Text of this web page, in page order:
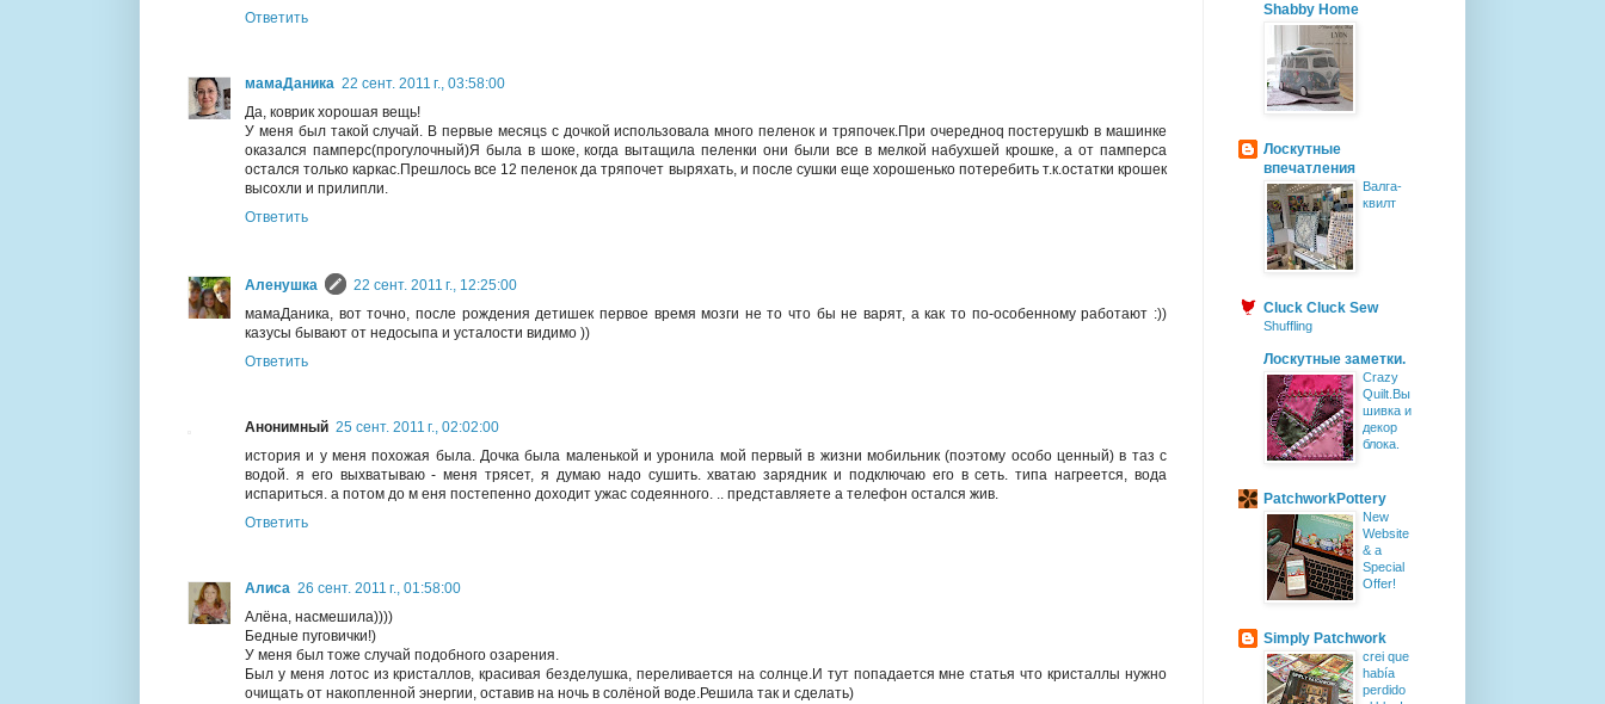
Ответить
мамаДаника 22 сент. 2011 г., 03:58:00
Да, коврик хорошая вещь!
У меня был такой случай. В первые месяцs с дочкой использовала много пеленок и тряпочек.При очередноq постерушкb в машинке
оказался памперс(прогулочный)Я была в шоке, когда вытащила пеленки они были все в мелкой набухшей крошке, а от памперса
остался только каркас.Прешлось все 12 пеленок да тряпочет выряхать, и после сушки еще хорошенько потеребить т.к.остатки крошек
высохли и прилипли.
Ответить
Аленушка
22 сент. 2011 г., 12:25:00
мамаДаника, вот точно, после рождения детишек первое время мозги не то что бы не варят, а как то по-особенному работают :))
казусы бывают от недосыпа и усталости видимо ))
Ответить
Анонимный 25 сент. 2011 г., 02:02:00
история и у меня похожая была. Дочка была маленькой и уронила мой первый в жизни мобильник (поэтому особо ценный) в таз с
водой. я его выхватываю - меня трясет, я думаю надо сушить. хватаю зарядник и подключаю его в сеть. типа нагреется, вода
испариться. а потом до м еня постепенно доходит ужас содеянного. .. представляете а телефон остался жив.
Ответить
Aлиса 26 сент. 2011 г., 01:58:00
Алёна, насмешила))))
Бедные пуговички!)
У меня был тоже случай подобного озарения.
Был у меня лотос из кристаллов, красивая безделушка, переливается на солнце.И тут попадается мне статья что кристаллы нужно
очищать от накопленной энергии, оставив на ночь в солёной воде.Решила так и сделать)
Shabby Home
Лоскутные
впечатления
Валга-
квилт
Cluck Cluck Sew
Shuffling
Лоскутные заметки.
Crazy
Quilt.Вы
шивка и
декор
блока.
PatchworkPottery
New
Website
& a
Special
Offer!
Simply Patchwork
crei que
había
perdido